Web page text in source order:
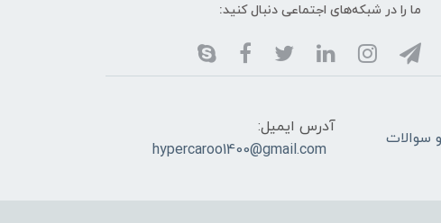
ما را در شبکه‌های اجتماعی دنبال کنید:
ارسال وپاسخگو سوالات
آدرس ایمیل:
hypercaroo1400@gmail.com